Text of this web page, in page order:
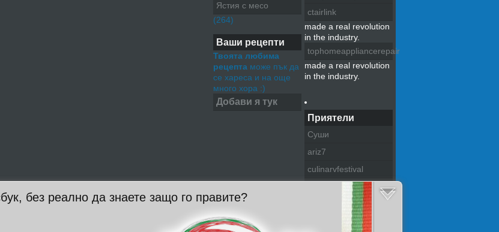
ctairlink
made a real revolution
in the industry.
tophomeappliancerepair
made a real revolution
in the industry.
Приятели
Суши
ariz7
culinarvfestival
pazitel na tradiciite
Ястия с месо
(264)
Ваши рецепти
Твоята любима
рецепта може пък да
се хареса и на още
много хора :)
Добави я тук
без реално да знаете защо го правите?